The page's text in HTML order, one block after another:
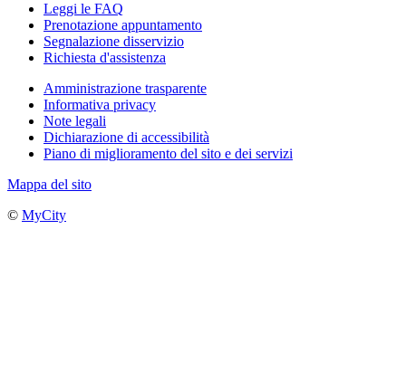
Leggi le FAQ
Prenotazione appuntamento
Segnalazione disservizio
Richiesta d'assistenza
Amministrazione trasparente
Informativa privacy
Note legali
Dichiarazione di accessibilità
Piano di miglioramento del sito e dei servizi
Mappa del sito
© MyCity